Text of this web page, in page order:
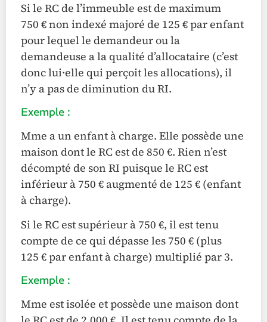
Si le RC de l’immeuble est de maximum
750 € non indexé majoré de 125 € par enfant
pour lequel le demandeur ou la
demandeuse a la qualité d’allocataire (c’est
donc lui·elle qui perçoit les allocations), il
n’y a pas de diminution du RI.
Exemple :
Mme a un enfant à charge. Elle possède une
maison dont le RC est de 850 €. Rien n’est
décompté de son RI puisque le RC est
inférieur à 750 € augmenté de 125 € (enfant
à charge).
Si le RC est supérieur à 750 €, il est tenu
compte de ce qui dépasse les 750 € (plus
125 € par enfant à charge) multiplié par 3.
Exemple :
Mme est isolée et possède une maison dont